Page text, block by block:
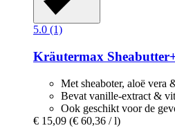
5.0 (1)
Kräutermax
Met sheaboter, aloë vera
Bevat vanille-extract &
Ook geschikt voor de
€ 15,09 (€ 60,36 / l)